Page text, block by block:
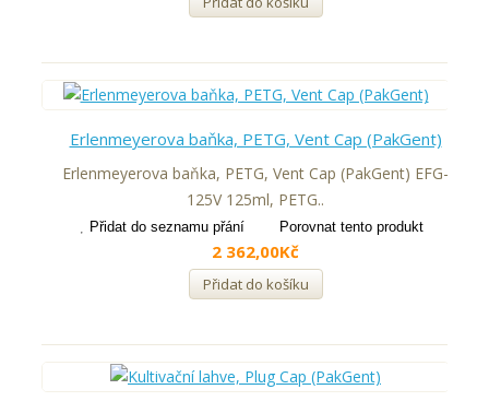
Erlenmeyerova baňka, PETG, Vent Cap (PakGent)
Erlenmeyerova baňka, PETG, Vent Cap (PakGent) EFG-
125V 125ml, PETG..
Přidat do seznamu přání Porovnat tento produkt
2 362,00Kč
Přidat do košíku